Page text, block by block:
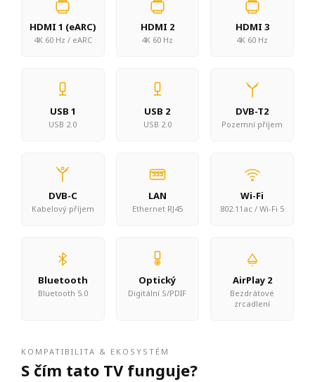
HDMI 1 (eARC)
4K 60 Hz / eARC
HDMI 2
4K 60 Hz
HDMI 3
4K 60 Hz
USB 1
USB 2.0
USB 2
USB 2.0
DVB-T2
Pozemní příjem
DVB-C
Kabelový příjem
LAN
Ethernet RJ45
Wi-Fi
802.11ac / Wi-Fi 5
Bluetooth
Bluetooth 5.0
Optický
Digitální S/PDIF
AirPlay 2
Bezdrátové
zrcadlení
KOMPATIBILITA & EKOSYSTÉM
S čím tato TV funguje?